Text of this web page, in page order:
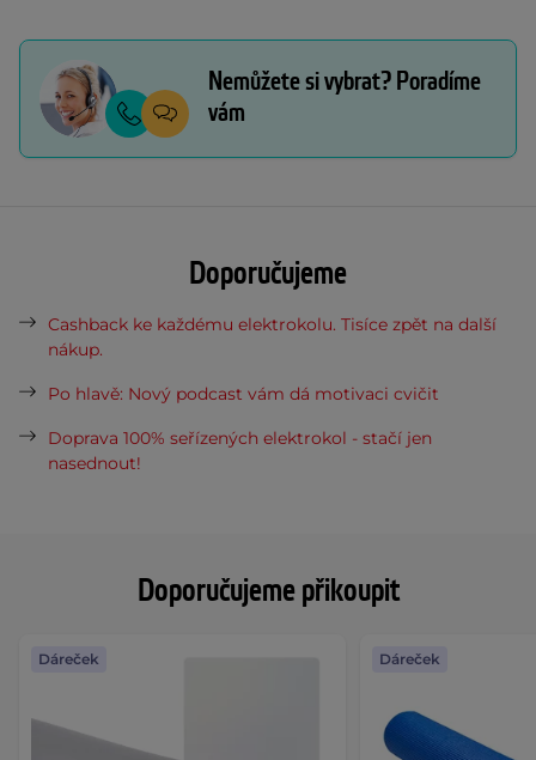
Doporučujeme přikoupit
Dáreček Dáreček
Nemůžete si vybrat? Poradíme
vám
Doporučujeme
Cashback ke každému elektrokolu. Tisíce zpět na další
nákup.
Po hlavě: Nový podcast vám dá motivaci cvičit
Doprava 100% seřízených elektrokol - stačí jen
nasednout!